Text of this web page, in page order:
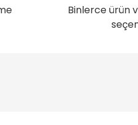
Binlerce ürün